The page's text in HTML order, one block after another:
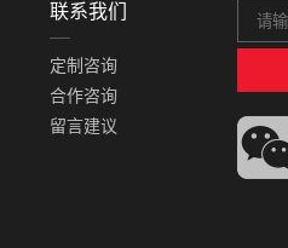
联系我们
定制咨询
合作咨询
留言建议